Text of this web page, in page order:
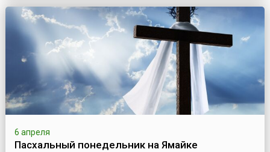
традиционный фестиваль с барахолкой, уникальная
особенность которой в возможности обмена любителями
глиняными птичками-свистульками, известными во всем
ми...
6 апреля
Пасхальный понедельник на Ямайке